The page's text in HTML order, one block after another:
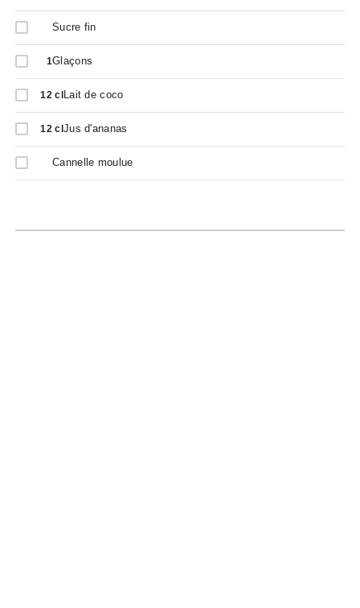
Sucre fin
1Glaçons
12 clLait de coco
12 clJus d'ananas
Cannelle moulue